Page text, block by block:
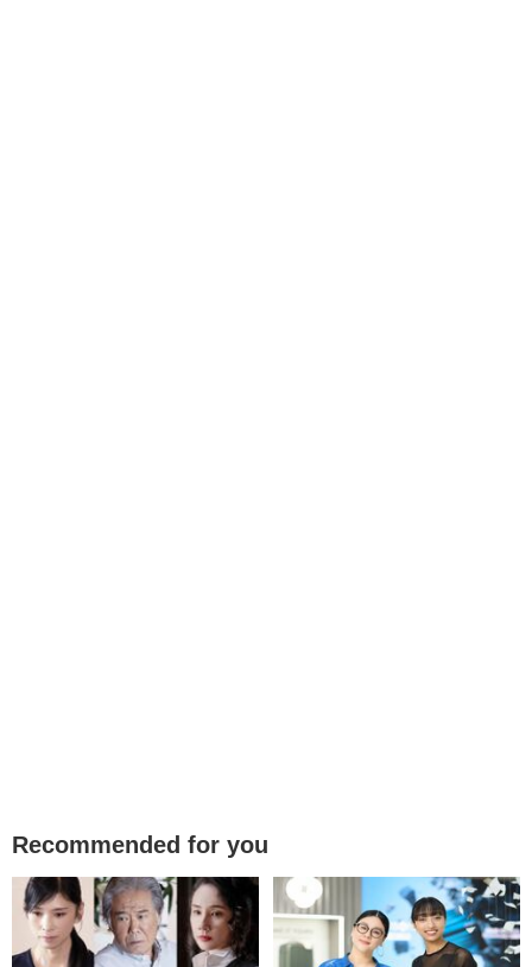
Recommended for you